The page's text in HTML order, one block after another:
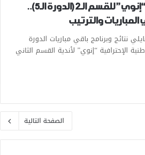
البطولة الإحترافية “إنوي” للقسم الـ2 (الدورة الـ5)..
المباريات والترتيب
نتائج وبرنامج باقي مباريات الدورة
الإحترافية “إنوي” لأندية القسم الثاني
الصفحة التالية